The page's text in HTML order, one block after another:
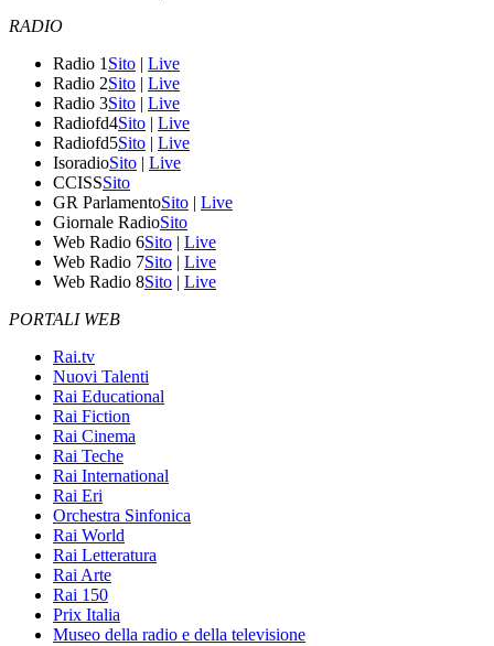
RADIO
Radio 1 Sito | Live
Radio 2Sito | Live
Radio 3Sito | Live
Radiofd4Sito | Live
Radiofd5Sito | Live
IsoradioSito | Live
CCISSSito
GR ParlamentoSito | Live
Giornale RadioSito
Web Radio 6Sito | Live
Web Radio 7Sito | Live
Web Radio 8Sito | Live
PORTALI WEB
Rai.tv
Nuovi Talenti
Rai Educational
Rai Fiction
Rai Cinema
Rai Teche
Rai International
Rai Eri
Orchestra Sinfonica
Rai World
Rai Letteratura
Rai Arte
Rai 150
Prix Italia
Museo della radio e della televisione